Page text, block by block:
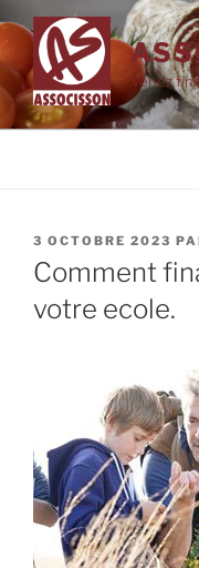
Aller
au
contenu
principal
Venez
PUBLIÉ
LE
3 OCTOBRE 2023
Comment
votre ecole.